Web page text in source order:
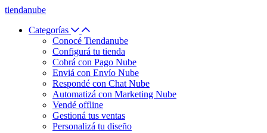
tiendanube
Categorías
Conocé Tiendanube
Configurá tu tienda
Cobrá con Pago Nube
Enviá con Envío Nube
Respondé con Chat Nube
Automatizá con Marketing Nube
Vendé offline
Gestioná tus ventas
Personalizá tu diseño